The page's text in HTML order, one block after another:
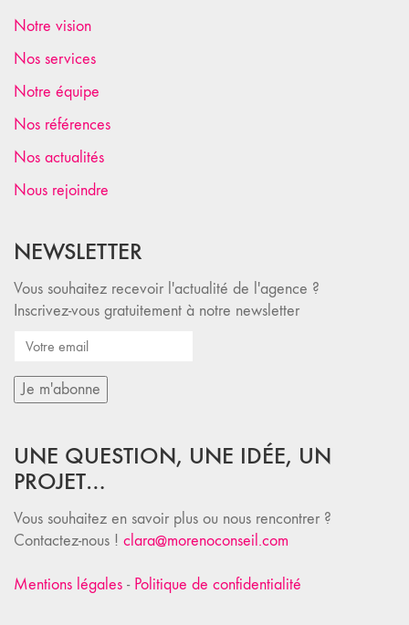
Notre vision
Nos services
Notre équipe
Nos références
Nos actualités
Nous rejoindre
NEWSLETTER
Vous souhaitez recevoir l'actualité de l'agence ?
Inscrivez-vous gratuitement à notre newsletter
UNE QUESTION, UNE IDÉE, UN
PROJET…
Vous souhaitez en savoir plus ou nous rencontrer ?
Contactez-nous ! clara@morenoconseil.com
Mentions légales - Politique de confidentialité